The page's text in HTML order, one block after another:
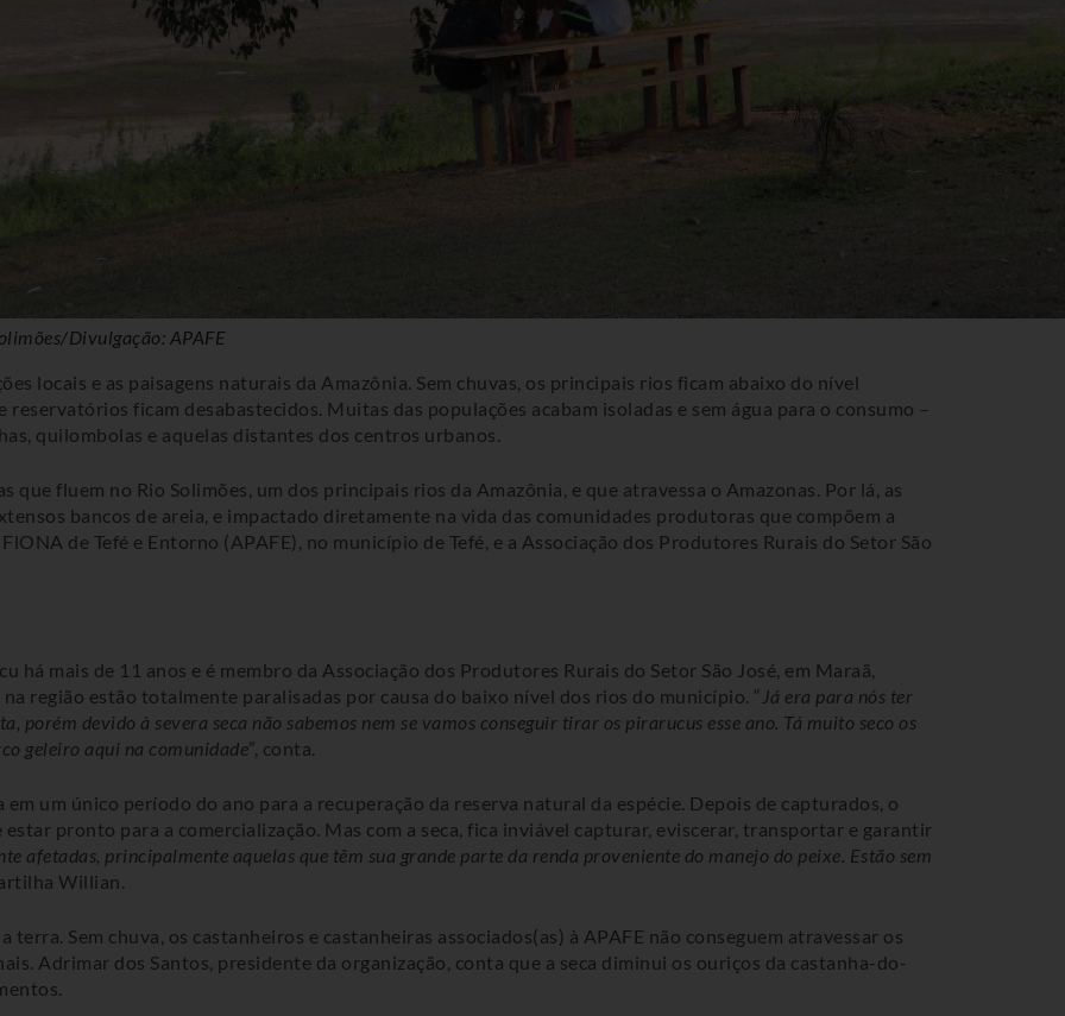
Divulgação: APAFE
locais e as paisagens naturais da Amazônia. Sem chuvas, os principais rios ficam abaixo do nível
ficam desabastecidos. Muitas das populações acabam isoladas e sem água para o consumo –
quilombolas e aquelas distantes dos centros urbanos.
que fluem no Rio Solimões, um dos principais rios da Amazônia, e que atravessa o Amazonas. Por lá, as
bancos de areia, e impactado diretamente na vida das comunidades produtoras que compõem a
de Tefé e Entorno (APAFE), no município de Tefé, e a Associação dos Produtores Rurais do Setor São
mais de 11 anos e é membro da Associação dos Produtores Rurais do Setor São José, em Maraã,
região estão totalmente paralisadas por causa do baixo nível dos rios do município. “ Já era para nós ter
porém devido à severa seca não sabemos nem se vamos conseguir tirar os pirarucus esse ano. Tá muito seco os
geleiro aqui na comunidade”, conta.
um único período do ano para a recuperação da reserva natural da espécie. Depois de capturados, o
pronto para a comercialização. Mas com a seca, fica inviável capturar, eviscerar, transportar e garantir
afetadas, principalmente aquelas que têm sua grande parte da renda proveniente do manejo do peixe. Estão sem
Willian.
Sem chuva, os castanheiros e castanheiras associados(as) à APAFE não conseguem atravessar os
Adrimar dos Santos, presidente da organização, conta que a seca diminui os ouriços da castanha-do-